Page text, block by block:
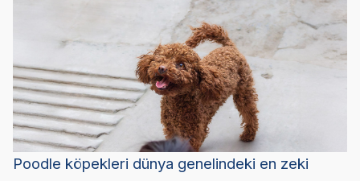
Poodle köpekleri dünya genelindeki en zeki